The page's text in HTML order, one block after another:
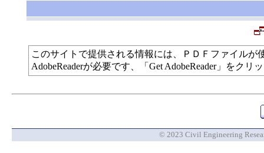
このサイトで提供される情報には、ＰＤＦファイル
AdobeReaderが必要です、「Get AdobeReader」をク
© 2023 Civil Engineering